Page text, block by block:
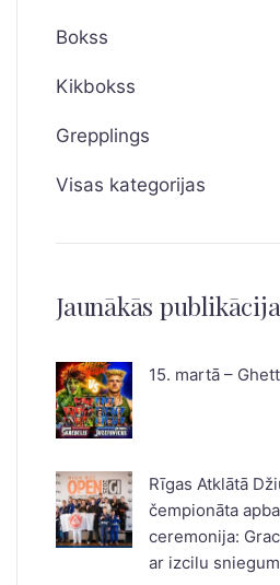
Bokss
Kikbokss
Grepplings
Visas kategorijas
Jaunākās
15. martā –
Rīgas Atklātā
čempionāta
ceremonija:
ar izcilu